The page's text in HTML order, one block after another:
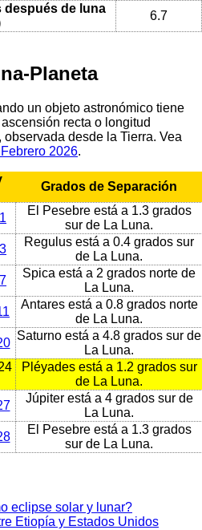
después de luna
6.7
Planeta
un objeto astronómico tiene
recta o longitud
desde la Tierra. Vea
2026.
Grados de Separación
El Pesebre está a 1.3 grados
sur de La Luna.
Regulus está a 0.4 grados sur
de La Luna.
Spica está a 2 grados norte de
La Luna.
Antares está a 0.8 grados norte
de La Luna.
Saturno está a 4.8 grados sur de
La Luna.
Pléyades está a 1.2 grados sur
de La Luna.
Júpiter está a 4 grados sur de
La Luna.
El Pesebre está a 1.3 grados
sur de La Luna.
eclipse solar y lunar?
Etiopía y Estados Unidos